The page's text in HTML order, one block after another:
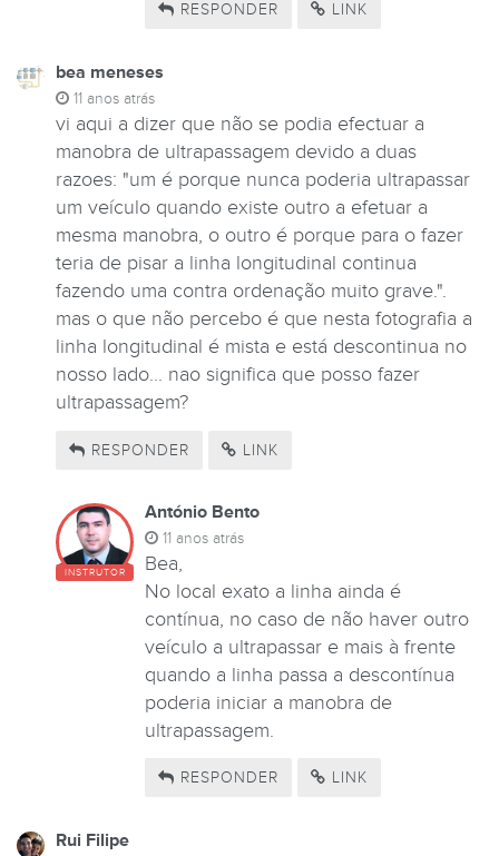
RESPONDER LINK
bea meneses
11 anos atrás
vi aqui a dizer que não se podia efectuar a
manobra de ultrapassagem devido a duas
razoes: "um é porque nunca poderia ultrapassar
um veículo quando existe outro a efetuar a
mesma manobra, o outro é porque para o fazer
teria de pisar a linha longitudinal continua
fazendo uma contra ordenação muito grave.".
mas o que não percebo é que nesta fotografia a
linha longitudinal é mista e está descontinua no
nosso lado... nao significa que posso fazer
ultrapassagem?
RESPONDER LINK
INSTRUTOR
António Bento
11 anos atrás
Bea,
No local exato a linha ainda é
contínua, no caso de não haver outro
veículo a ultrapassar e mais à frente
quando a linha passa a descontínua
poderia iniciar a manobra de
ultrapassagem.
RESPONDER LINK
Rui Filipe